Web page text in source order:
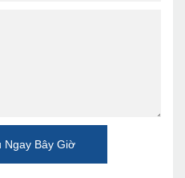
Ngay Bây Giờ